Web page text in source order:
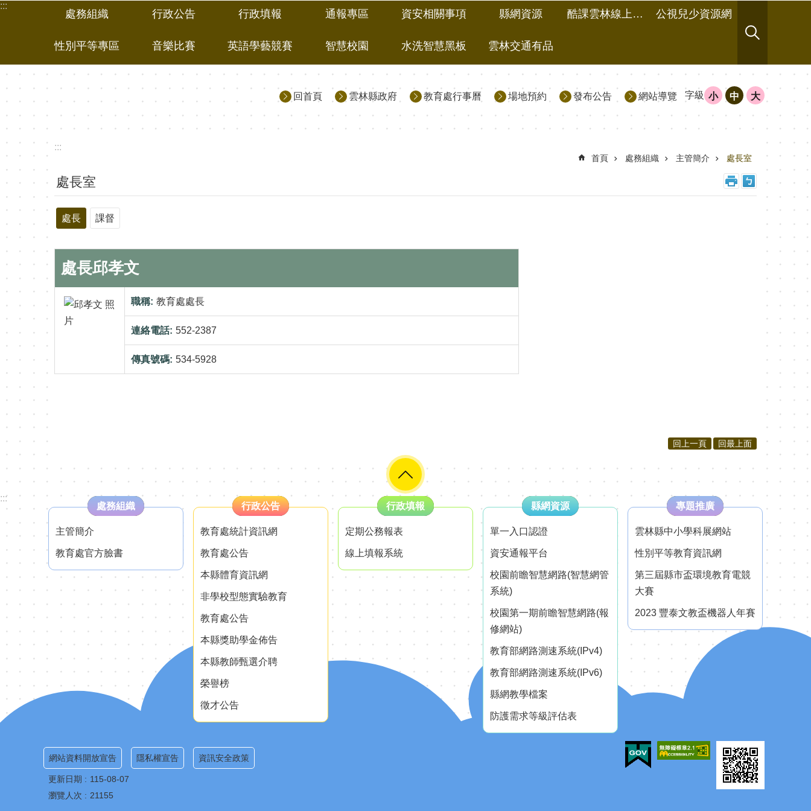
跳到主要內容區塊
:::
處務組織 行政公告 行政填報 通報專區 資安相關事項 縣網資源 酷課雲林線上教學成果分享平台 公視兒少資源網
性別平等專區 音樂比賽 英語學藝競賽 智慧校園 水洗智慧黑板 雲林交通有品
回首頁 雲林縣政府 教育處行事曆 場地預約 發布公告 網站導覽 字級 小 中 大
:::
首頁 處務組織 主管簡介 處長室
處長室
處長 課督
處長邱孝文
職稱: 教育處處長
連絡電話: 552-2387
傳真號碼: 534-5928
回上一頁 回最上面
:::
處務組織
主管簡介
教育處官方臉書
行政公告
教育處統計資訊網
教育處公告
本縣體育資訊網
非學校型態實驗教育
教育處公告
本縣獎助學金佈告
本縣教師甄選介聘
榮譽榜
徵才公告
行政填報
定期公務報表
線上填報系統
縣網資源
單一入口認證
資安通報平台
校園前瞻智慧網路(智慧網管
系統)
校園第一期前瞻智慧網路(報
修網站)
教育部網路測速系統(IPv4)
教育部網路測速系統(IPv6)
縣網教學檔案
防護需求等級評估表
專題推廣
雲林縣中小學科展網站
性別平等教育資訊網
第三屆縣市盃環境教育電競
大賽
2023 豐泰文教盃機器人年賽
網站資料開放宣告 隱私權宣告 資訊安全政策
更新日期
115-08-07
瀏覽人次
21155